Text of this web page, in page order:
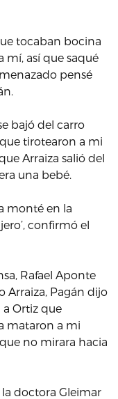
tocaban bocina
mí, así que saqué
pensé
bajó del carro
tirotearon a mi
Arraiza salió del
una bebé.
monté en la
confirmó el
Rafael Aponte
Arraiza, Pagán dijo
a Ortiz que
mataron a mi
no mirara hacia
doctora Gleimar